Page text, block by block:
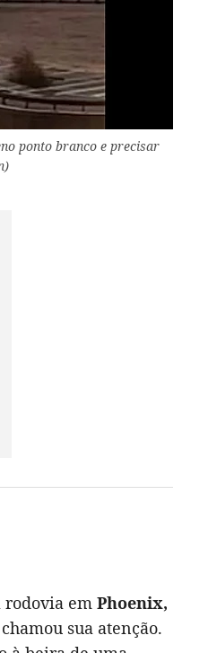
ponto branco e precisar
em Phoenix,
sua atenção.